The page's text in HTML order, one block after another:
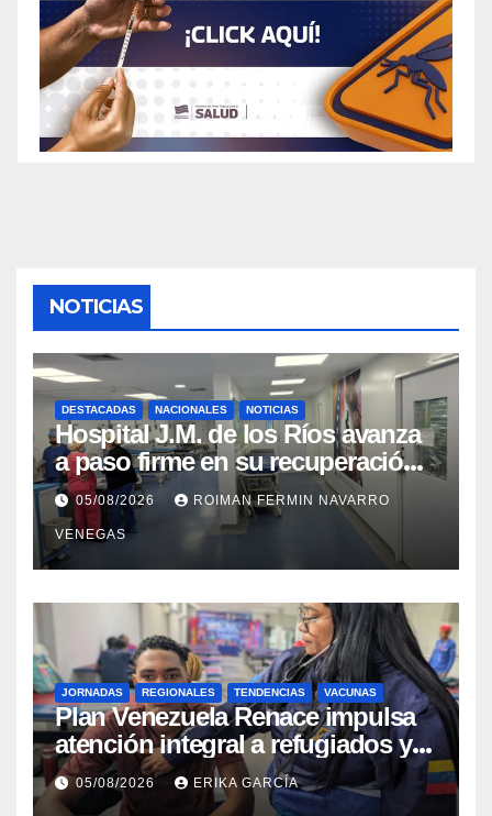
NOTICIAS
DESTACADAS NACIONALES NOTICIAS
Hospital J.M. de los Ríos avanza
a paso firme en su recuperación
tras los recientes eventos
sísmicos
05/08/2026 ROIMAN FERMIN NAVARRO
VENEGAS
JORNADAS REGIONALES TENDENCIAS VACUNAS
​Plan Venezuela Renace impulsa
atención integral a refugiados y
evaluación de vacunación en
Aragua
05/08/2026 ERIKA GARCÍA